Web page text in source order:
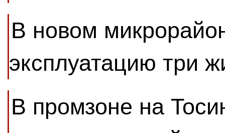
В новом
эксплуатацию три
В промзоне на